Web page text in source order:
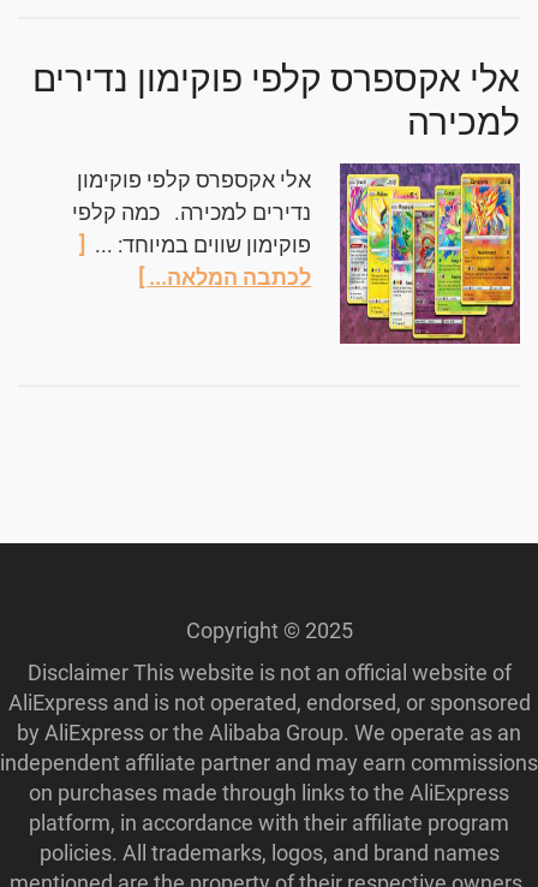
אלי אקספרס קלפי פוקימון נדירים
למכירה
אלי אקספרס קלפי פוקימון
נדירים למכירה. כמה קלפי
פוקימון שווים במיוחד: ... [
לכתבה המלאה... ]
Copyright © 2025
Disclaimer This website is not an official website of
AliExpress and is not operated, endorsed, or sponsored
by AliExpress or the Alibaba Group. We operate as an
independent affiliate partner and may earn commissions
on purchases made through links to the AliExpress
platform, in accordance with their affiliate program
policies. All trademarks, logos, and brand names